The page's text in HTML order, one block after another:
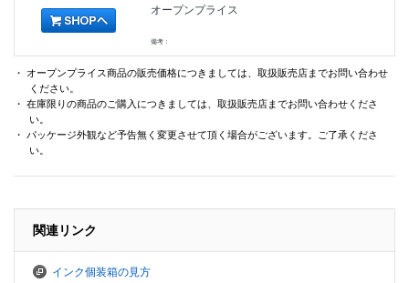
オープンプライス
備考：
・ オープンプライス商品の販売価格につきましては、取扱販売店までお問い合わせ
ください。
・ 在庫限りの商品のご購入につきましては、取扱販売店までお問い合わせくださ
い。
・ パッケージ外観など予告無く変更させて頂く場合がございます。ご了承くださ
い。
関連リンク
インク個装箱の見方